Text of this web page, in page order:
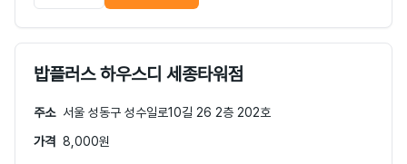
밥플러스 하우스디 세종타워점
주소 서울 성동구 성수일로10길 26 2층 202호
가격
8,000원